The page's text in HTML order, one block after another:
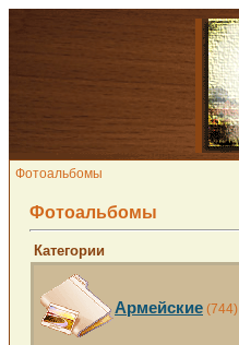
Фотоальбомы
Фотоальбомы
Категории
Армейские (744)